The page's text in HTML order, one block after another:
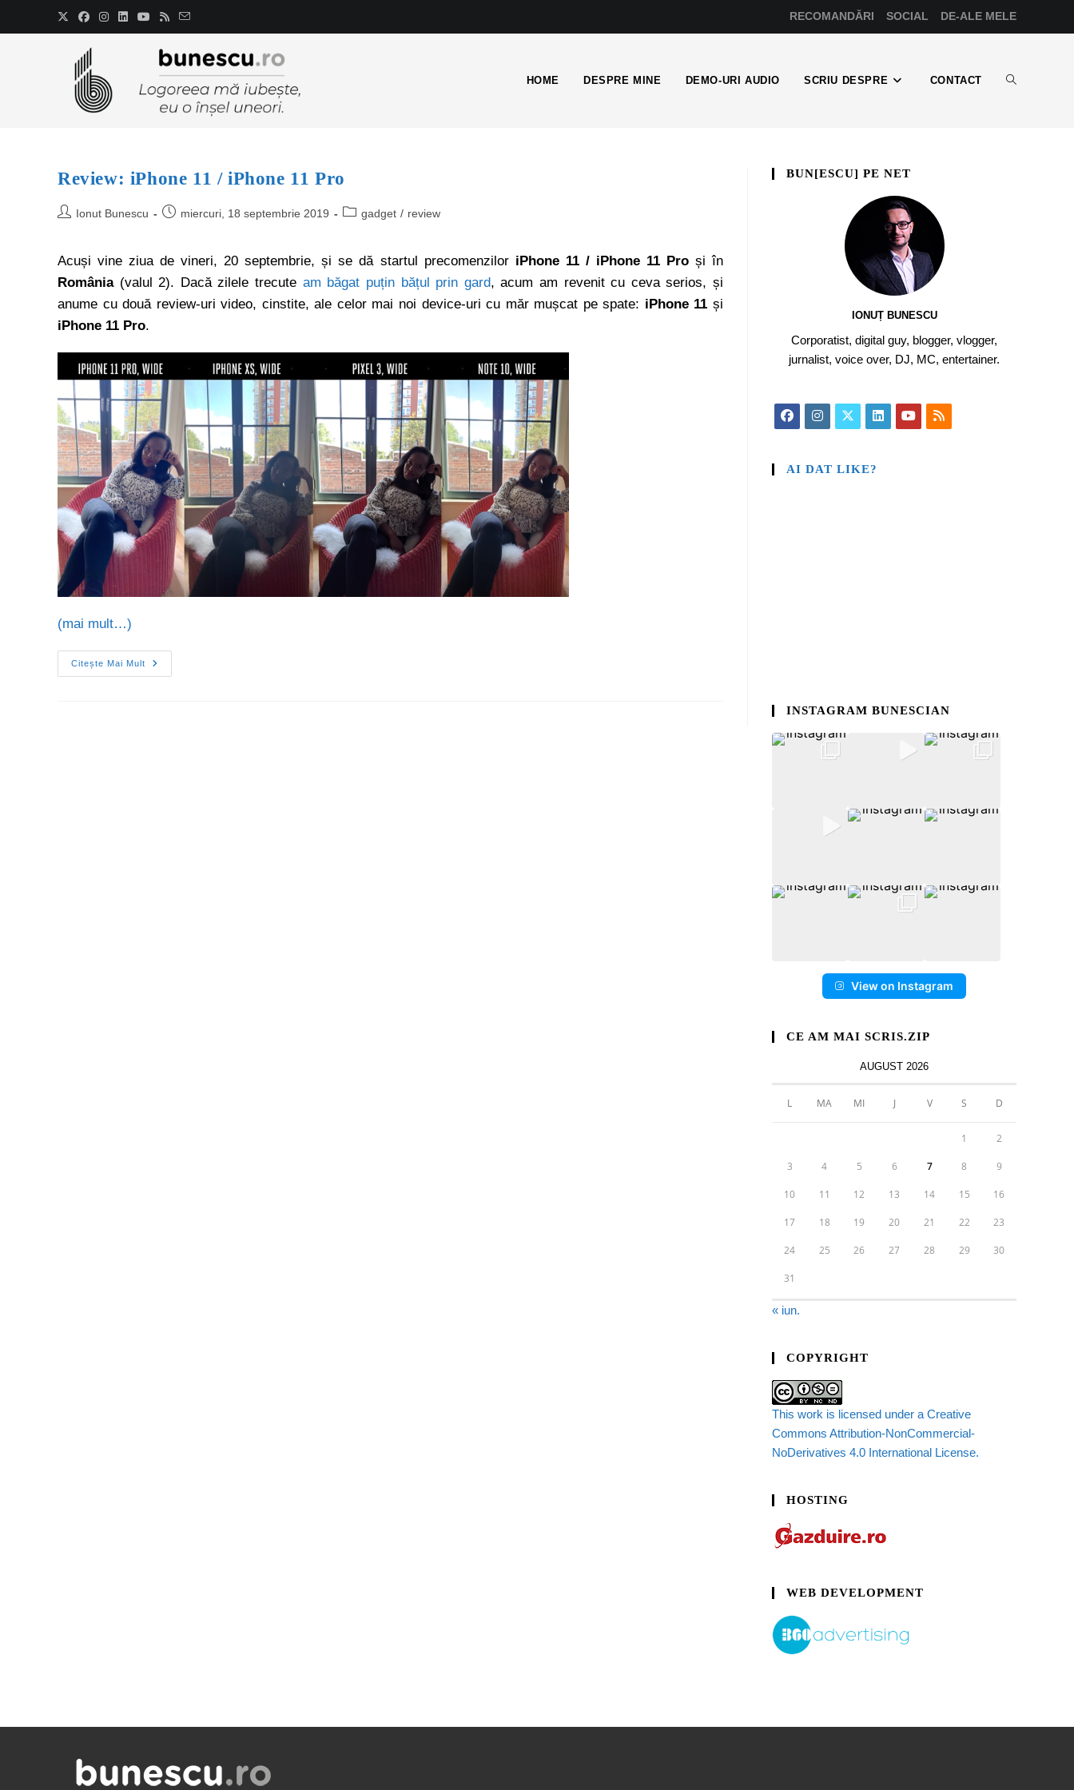
RECOMANDĂRI SOCIAL DE-ALE MELE
HOME DESPRE MINE DEMO-URI AUDIO SCRIU DESPRE CONTACT
Review: iPhone 11 / iPhone 11 Pro
Ionut Bunescu miercuri, 18 septembrie 2019 gadget / review
Acuși vine ziua de vineri, 20 septembrie, și se dă startul precomenzilor iPhone 11 / iPhone 11 Proși în
România(valul 2). Dacă zilele trecute am băgat puțin bățul prin gard, acum am revenit cu ceva serios, și
anume cu două review-uri video, cinstite, ale celor mai noi device-uri cu măr mușcat pe spate: iPhone 11 și
iPhone 11 Pro.
(mai mult…)
Citește Mai Mult
BUN[ESCU] PE NET
IONUȚ BUNESCU
Corporatist, digital guy, blogger, vlogger,
jurnalist, voice over, DJ, MC, entertainer.
AI DAT LIKE?
INSTAGRAM BUNESCIAN
View on Instagram
CE AM MAI SCRIS.ZIP
AUGUST 2026
L MA MI J V S D
1 2
3 4 5 6 7 8 9
10 11 12 13 14 15 16
17 18 19 20 21 22 23
24 25 26 27 28 29 30
31
« iun.
COPYRIGHT
This work is licensed under a Creative
Commons Attribution-NonCommercial-
NoDerivatives 4.0 International License.
HOSTING
WEB DEVELOPMENT